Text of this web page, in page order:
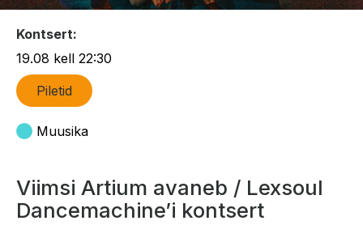
Kontsert:
19.08 kell 22:30
Piletid
Muusika
Viimsi Artium avaneb / Lexsoul
Dancemachine’i kontsert